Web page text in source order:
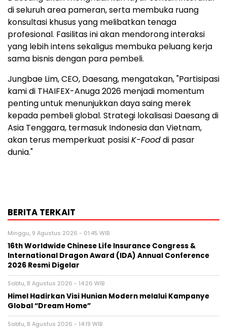
di seluruh area pameran, serta membuka ruang
konsultasi khusus yang melibatkan tenaga
profesional. Fasilitas ini akan mendorong interaksi
yang lebih intens sekaligus membuka peluang kerja
sama bisnis dengan para pembeli.
Jungbae Lim, CEO, Daesang, mengatakan, "Partisipasi
kami di THAIFEX-Anuga 2026 menjadi momentum
penting untuk menunjukkan daya saing merek
kepada pembeli global. Strategi lokalisasi Daesang di
Asia Tenggara, termasuk Indonesia dan Vietnam,
akan terus memperkuat posisiK-Fooddi pasar
dunia."
BERITA TERKAIT
Minggu, 9 Agustus 2026 - 01:45 WIB
16th Worldwide Chinese Life Insurance Congress &
International Dragon Award (IDA) Annual Conference
2026 Resmi Digelar
Sabtu, 8 Agustus 2026 - 14:26 WIB
Himel Hadirkan Visi Hunian Modern melalui Kampanye
Global “Dream Home”
Sabtu, 8 Agustus 2026 - 14:19 WIB